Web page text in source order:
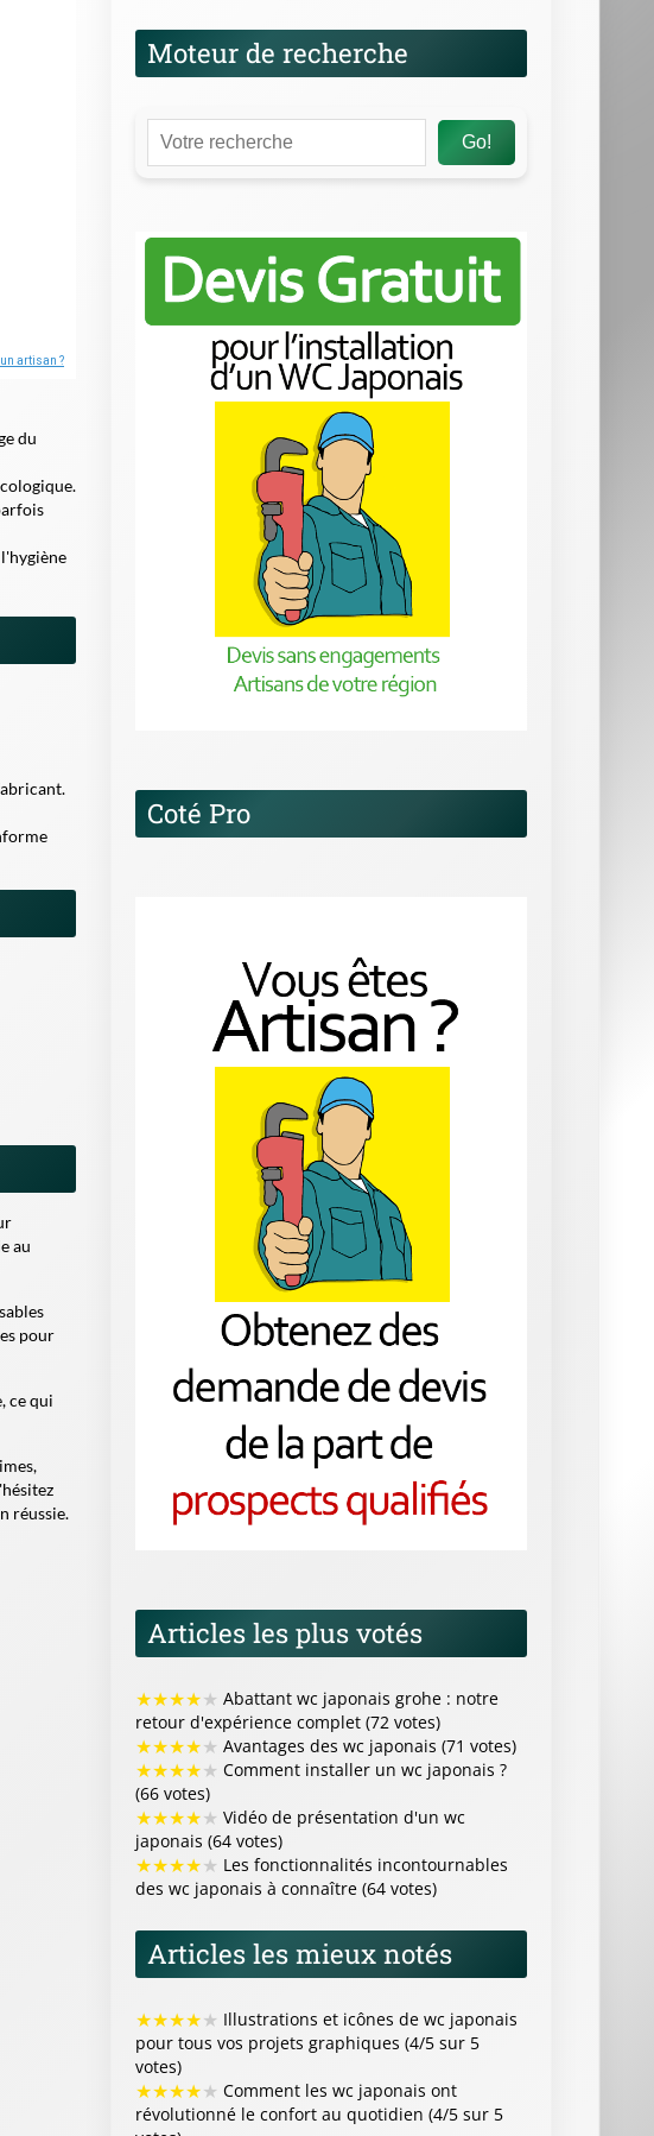
artisan ?
du
au
pour
ce qui
réussie.
Moteur de recherche
Go!
Coté Pro
Articles les plus votés
★★★★★ Abattant wc japonais grohe : notre
retour d'expérience complet (72 votes)
★★★★★ Avantages des wc japonais (71 votes)
★★★★★ Comment installer un wc japonais ?
(66 votes)
★★★★★ Vidéo de présentation d'un wc
japonais (64 votes)
★★★★★ Les fonctionnalités incontournables
des wc japonais à connaître (64 votes)
Articles les mieux notés
★★★★★ Illustrations et icônes de wc japonais
pour tous vos projets graphiques (4/5 sur 5
votes)
★★★★★ Comment les wc japonais ont
révolutionné le confort au quotidien (4/5 sur 5